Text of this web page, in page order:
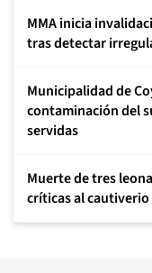
MMA inicia
tras detectar
Municipalidad de
contaminación del
servidas
Muerte de tres
críticas al